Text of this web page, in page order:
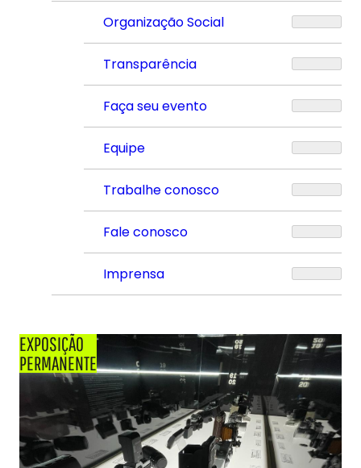
Organização Social
Transparência
Faça seu evento
Equipe
Trabalhe conosco
Fale conosco
Imprensa
EXPOSIÇÃO
PERMANENTE